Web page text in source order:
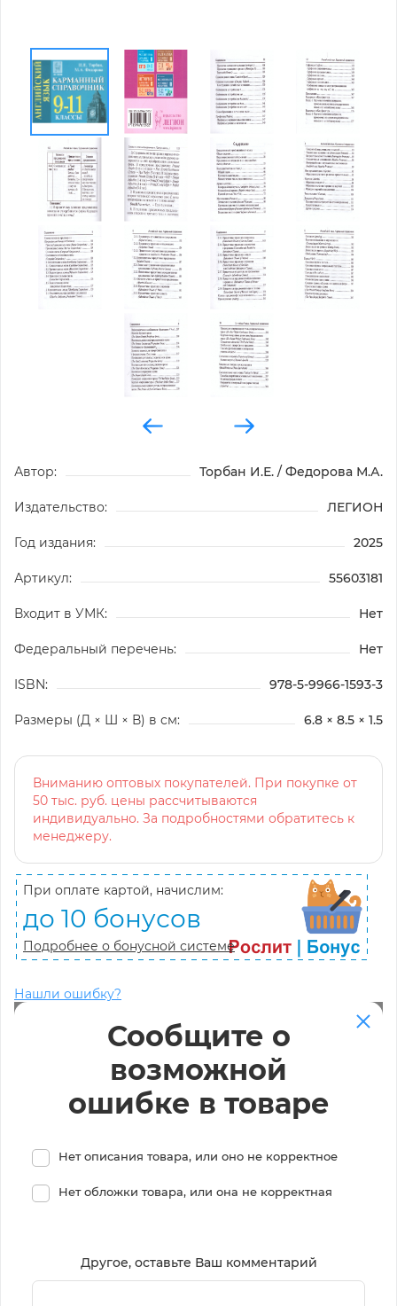
Автор: Торбан И.Е. / Федорова М.А.
Издательство: ЛЕГИОН
Год издания: 2025
Артикул: 55603181
Входит в УМК: Нет
Федеральный перечень: Нет
ISBN: 978-5-9966-1593-3
Размеры (Д × Ш × В) в см: 6.8 × 8.5 × 1.5
Вниманию оптовых покупателей. При покупке от
50 тыс. руб. цены рассчитываются
индивидуально. За подробностями обратитесь к
менеджеру.
При оплате картой, начислим:
до 10 бонусов
Подробнее о бонусной системе
Нашли ошибку?
Сообщите о
возможной
ошибке в товаре
Нет описания товара, или оно не корректное
Нет обложки товара, или она не корректная
Другое, оставьте Ваш комментарий